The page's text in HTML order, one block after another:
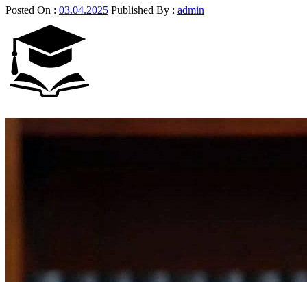
Posted On : 03.04.2025 Published By : admin